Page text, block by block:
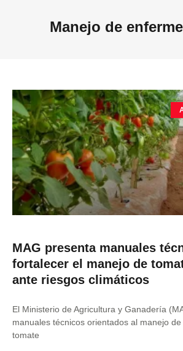
Manejo de
MAG presenta manuales
fortalecer el manejo de
ante riesgos climáticos
El Ministerio de Agricultura y Ganadería
manuales técnicos orientados al manejo
tomate